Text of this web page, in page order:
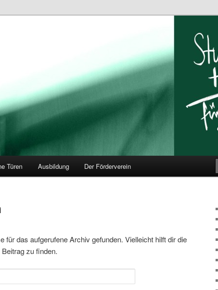
Hildesheim
Türen Ausbildung Der Förderverein
für das aufgerufene Archiv gefunden. Vielleicht hilft dir die
zu finden.